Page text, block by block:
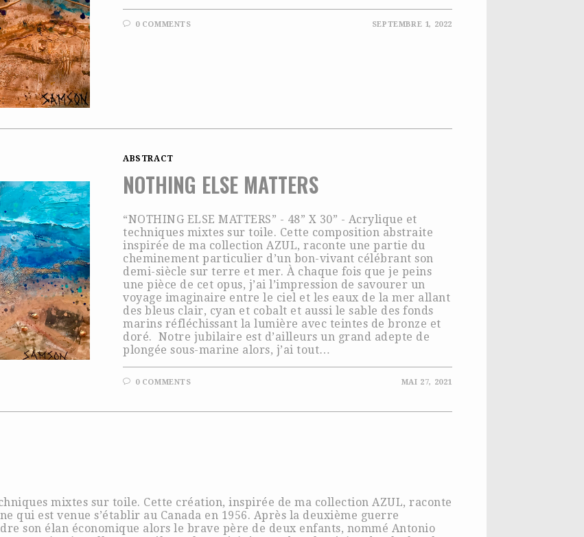
0 COMMENTS SEPTEMBRE 1, 2022
ABSTRACT
NOTHING ELSE MATTERS
“NOTHING ELSE MATTERS” - 48” X 30” - Acrylique et
techniques mixtes sur toile. Cette composition abstraite
inspirée de ma collection AZUL, raconte une partie du
cheminement particulier d’un bon-vivant célébrant son
demi-siècle sur terre et mer. À chaque fois que je peins
une pièce de cet opus, j’ai l’impression de savourer un
voyage imaginaire entre le ciel et les eaux de la mer allant
des bleus clair, cyan et cobalt et aussi le sable des fonds
marins réfléchissant la lumière avec teintes de bronze et
doré. Notre jubilaire est d’ailleurs un grand adepte de
plongée sous-marine alors, j’ai tout…
0 COMMENTS MAI 27, 2021
mixtes sur toile. Cette création, inspirée de ma collection AZUL, raconte
qui est venue s’établir au Canada en 1956. Après la deuxième guerre
son élan économique alors le brave père de deux enfants, nommé Antonio